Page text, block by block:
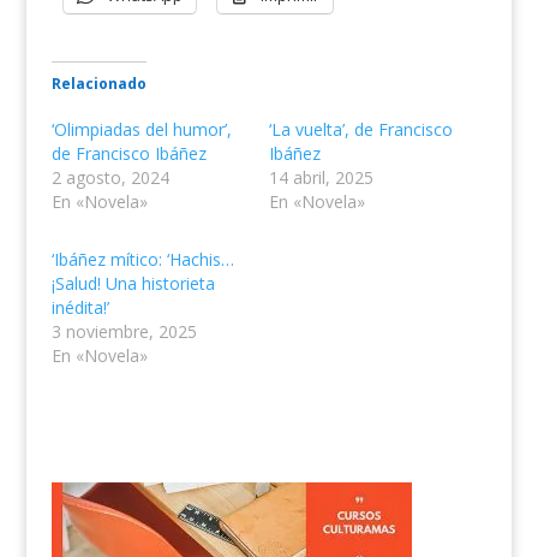
Relacionado
‘Olimpiadas del humor’,
de Francisco Ibáñez
2 agosto, 2024
En «Novela»
‘La vuelta’, de Francisco
Ibáñez
14 abril, 2025
En «Novela»
‘Ibáñez mítico: ‘Hachis…
¡Salud! Una historieta
inédita!’
3 noviembre, 2025
En «Novela»